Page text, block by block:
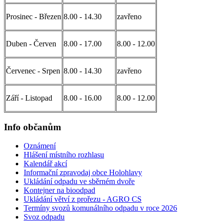
Prosinec - Březen 8.00 - 14.30 zavřeno
Duben - Červen 8.00 - 17.00 8.00 - 12.00
Červenec - Srpen 8.00 - 14.30 zavřeno
Září - Listopad 8.00 - 16.00 8.00 - 12.00
Info občanům
Oznámení
Hlášení místního rozhlasu
Kalendář akcí
Informační zpravodaj obce Holohlavy
Ukládání odpadu ve sběrném dvoře
Kontejner na bioodpad
Ukládání větví z prořezu - AGRO CS
Termíny svozů komunálního odpadu v roce 2026
Svoz odpadu